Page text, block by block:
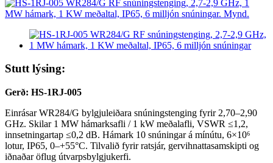
Stutt lýsing:
Gerð: HS-1RJ-005
Einrásar WR284/G bylgjuleiðara snúningstenging fyrir 2,70–2,90
GHz. Skilar 1 MW hámarksafli / 1 kW meðalafli, VSWR ≤1,2,
innsetningartap ≤0,2 dB. Hámark 10 snúningar á mínútu, 6×10⁶
lotur, IP65, 0–+55°C. Tilvalið fyrir ratsjár, gervihnattasamskipti og
iðnaðar öflug útvarpsbylgjukerfi.